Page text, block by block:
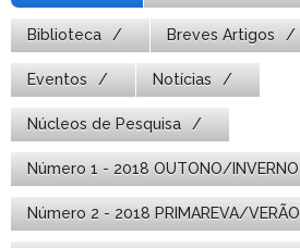
Biblioteca Breves Artigos
Eventos Notícias
Núcleos de Pesquisa
Número 1 - 2018 OUTONO/INVERNO
Número 2 - 2018 PRIMAREVA/VERÃO